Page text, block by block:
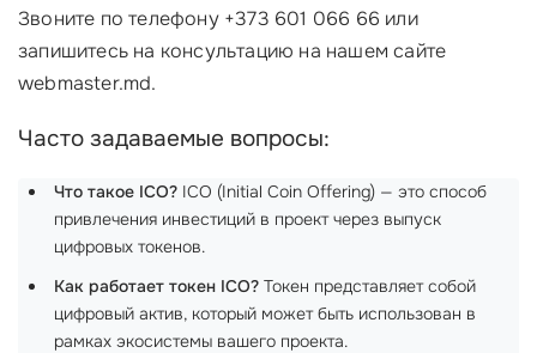
Звоните по телефону +373 601 066 66 или
запишитесь на консультацию на нашем сайте
webmaster.md.
Часто задаваемые вопросы:
Что такое ICO? ICO (Initial Coin Offering) — это способ
привлечения инвестиций в проект через выпуск
цифровых токенов.
Как работает токен ICO? Токен представляет собой
цифровый актив, который может быть использован в
рамках экосистемы вашего проекта.